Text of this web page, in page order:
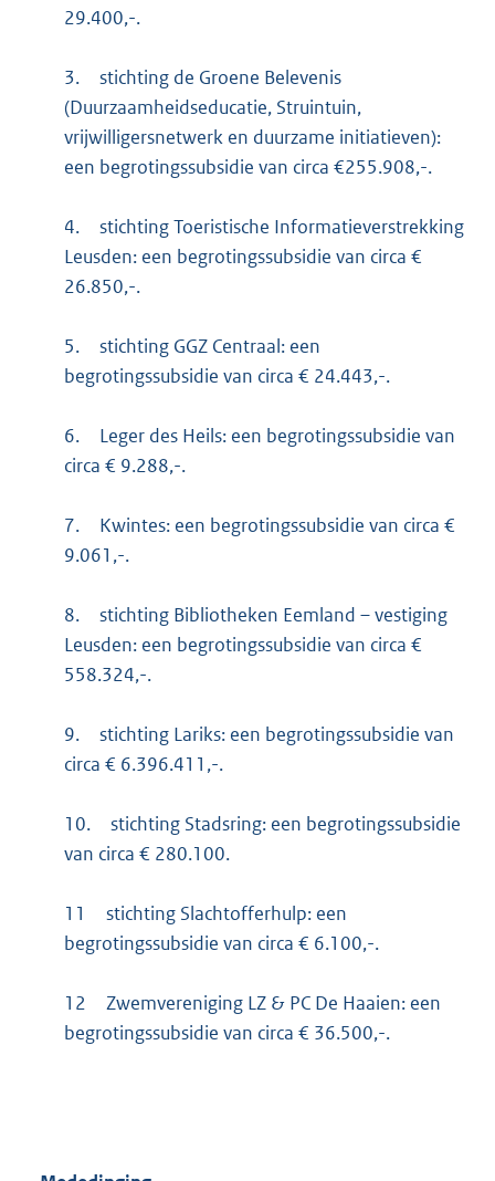
29.400,-.
3.
stichting de Groene Belevenis
(Duurzaamheidseducatie, Struintuin,
vrijwilligersnetwerk en duurzame initiatieven):
een begrotingssubsidie van circa €255.908,-.
4.
stichting Toeristische Informatieverstrekking
Leusden: een begrotingssubsidie van circa €
26.850,-.
5.
stichting GGZ Centraal: een
begrotingssubsidie van circa € 24.443,-.
6.
Leger des Heils: een begrotingssubsidie van
circa € 9.288,-.
7.
Kwintes: een begrotingssubsidie van circa €
9.061,-.
8.
stichting Bibliotheken Eemland – vestiging
Leusden: een begrotingssubsidie van circa €
558.324,-.
9.
stichting Lariks: een begrotingssubsidie van
circa € 6.396.411,-.
10.
stichting Stadsring: een begrotingssubsidie
van circa € 280.100.
11
stichting Slachtofferhulp: een
begrotingssubsidie van circa € 6.100,-.
12
Zwemvereniging LZ & PC De Haaien: een
begrotingssubsidie van circa € 36.500,-.